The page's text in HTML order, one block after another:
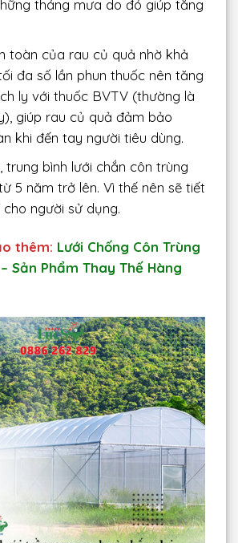
tháng mưa do đó giúp tăng
toàn của rau củ quả nhờ khả
đa số lần phun thuốc nên tăng
ly với thuốc BVTV (thường là
giúp rau củ quả đảm bảo
khi đến tay người tiêu dùng.
trung bình lưới chắn côn trùng
5 năm trở lên. Vì thế nên sẽ tiết
cho người sử dụng.
thêm: Lưới Chống Côn Trùng
Sản Phẩm Thay Thế Hàng